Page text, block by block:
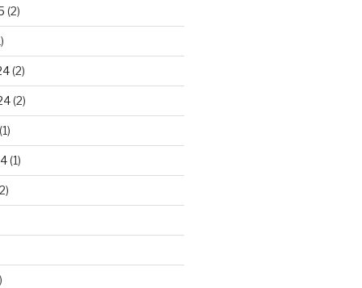
(2)
(2)
(2)
(1)